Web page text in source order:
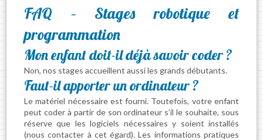
FAQ – Stages robotique et
programmation
Mon enfant doit-il déjà savoir coder ?
Non, nos stages accueillent aussi les grands débutants.
Faut-il apporter un ordinateur ?
Le matériel nécessaire est fourni. Toutefois, votre enfant
peut coder à partir de son ordinateur s’il le souhaite, sous
réserve que les logiciels nécessaires y soient installés
(nous contacter à cet égard). Les informations pratiques